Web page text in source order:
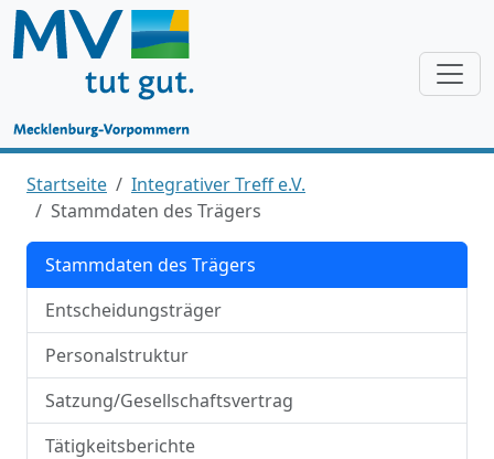
Startseite
Integrativer Treff e.V.
Stammdaten des Trägers
Stammdaten des Trägers
Entscheidungsträger
Personalstruktur
Satzung/Gesellschaftsvertrag
Tätigkeitsberichte